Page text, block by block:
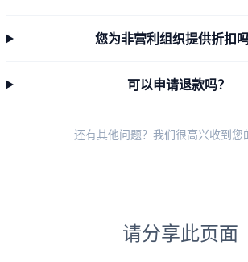
您为非营利组织提供折扣吗
可以申请退款吗？
还有其他问题？我们很高兴收到您
请分享此页面